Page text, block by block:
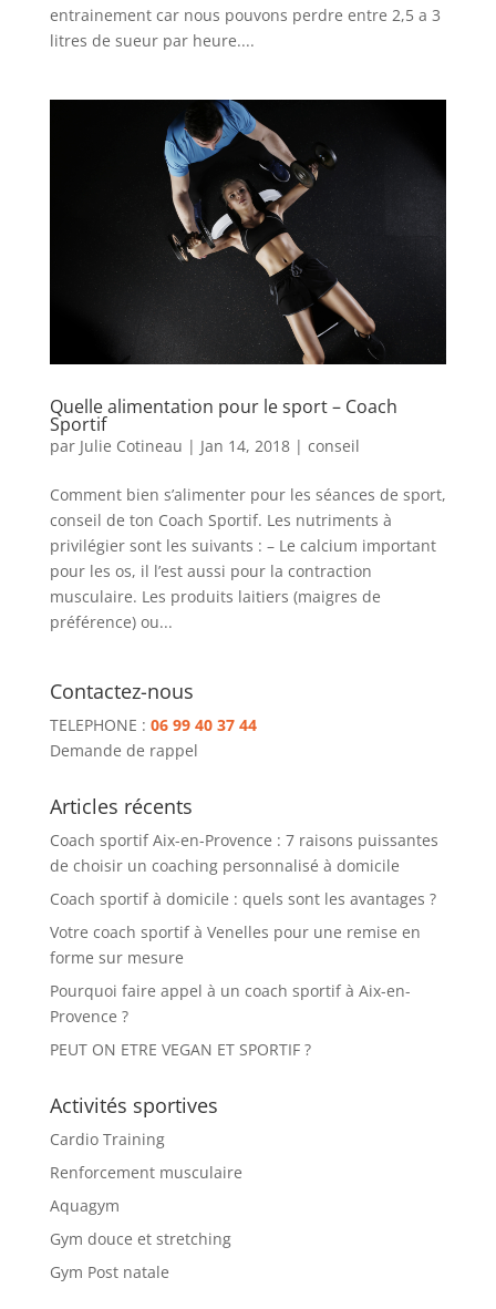
entrainement car nous pouvons perdre entre 2,5 a 3
litres de sueur par heure....
Quelle alimentation pour le sport – Coach
Sportif
par Julie Cotineau | Jan 14, 2018| conseil
Comment bien s’alimenter pour les séances de sport,
conseil de ton Coach Sportif. Les nutriments à
privilégier sont les suivants : – Le calcium important
pour les os, il l’est aussi pour la contraction
musculaire. Les produits laitiers (maigres de
préférence) ou...
Contactez-nous
TELEPHONE : 06 99 40 37 44
Demande de rappel
Articles récents
Coach sportif Aix-en-Provence : 7 raisons puissantes
de choisir un coaching personnalisé à domicile
Coach sportif à domicile : quels sont les avantages ?
Votre coach sportif à Venelles pour une remise en
forme sur mesure
Pourquoi faire appel à un coach sportif à Aix-en-
Provence ?
PEUT ON ETRE VEGAN ET SPORTIF ?
Activités sportives
Cardio Training
Renforcement musculaire
Aquagym
Gym douce et stretching
Gym Post natale